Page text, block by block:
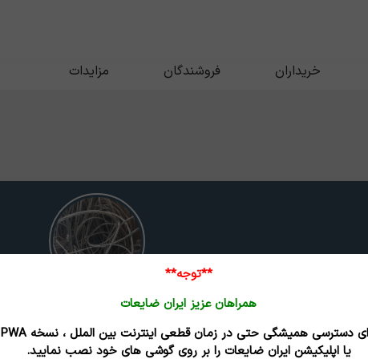
خریداران فروشندگان مزایدات
کابل آلومینیوم (مغز فولادی)
تاریخ بروزرسانی : 05/05/16
**توجه**
همراهان عزیز ایران ضایعات
برای دسترسی همیشگی حتی در زمان قطعی اینترنت بین الملل ، نسخه PWA
یا اپلیکیشن ایران ضایعات را بر روی گوشی های خود نصب نمایید.